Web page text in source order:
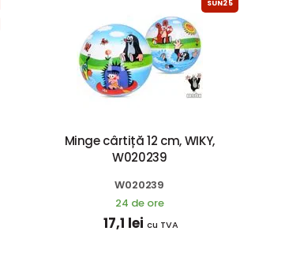
SUN25
Minge cârtiță 12 cm, WIKY,
W020239
W020239
24 de ore
17,1 lei cu TVA